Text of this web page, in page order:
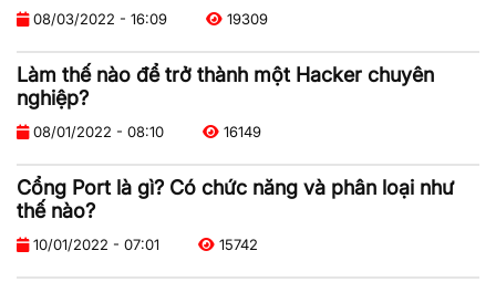
08/03/2022 - 16:09 19309
Làm thế nào để trở thành một Hacker chuyên
nghiệp?
08/01/2022 - 08:10 16149
Cổng Port là gì? Có chức năng và phân loại như
thế nào?
10/01/2022 - 07:01 15742